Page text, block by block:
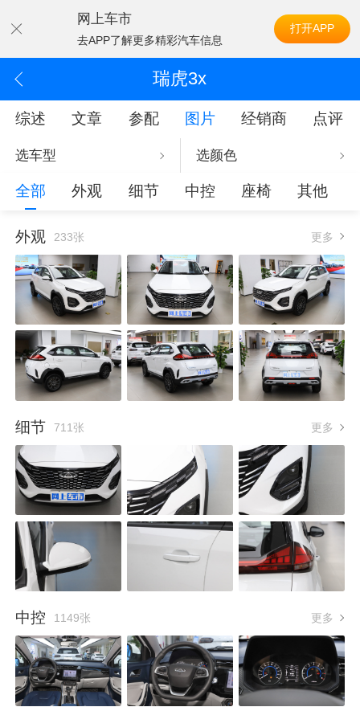
网上车市
去APP了解更多精彩汽车信息
打开APP
瑞虎3x
综述 文章 参配 图片 经销商 点评
选车型 选颜色
全部 外观 细节 中控 座椅 其他
外观 233张 更多
细节 711张 更多
中控 1149张 更多